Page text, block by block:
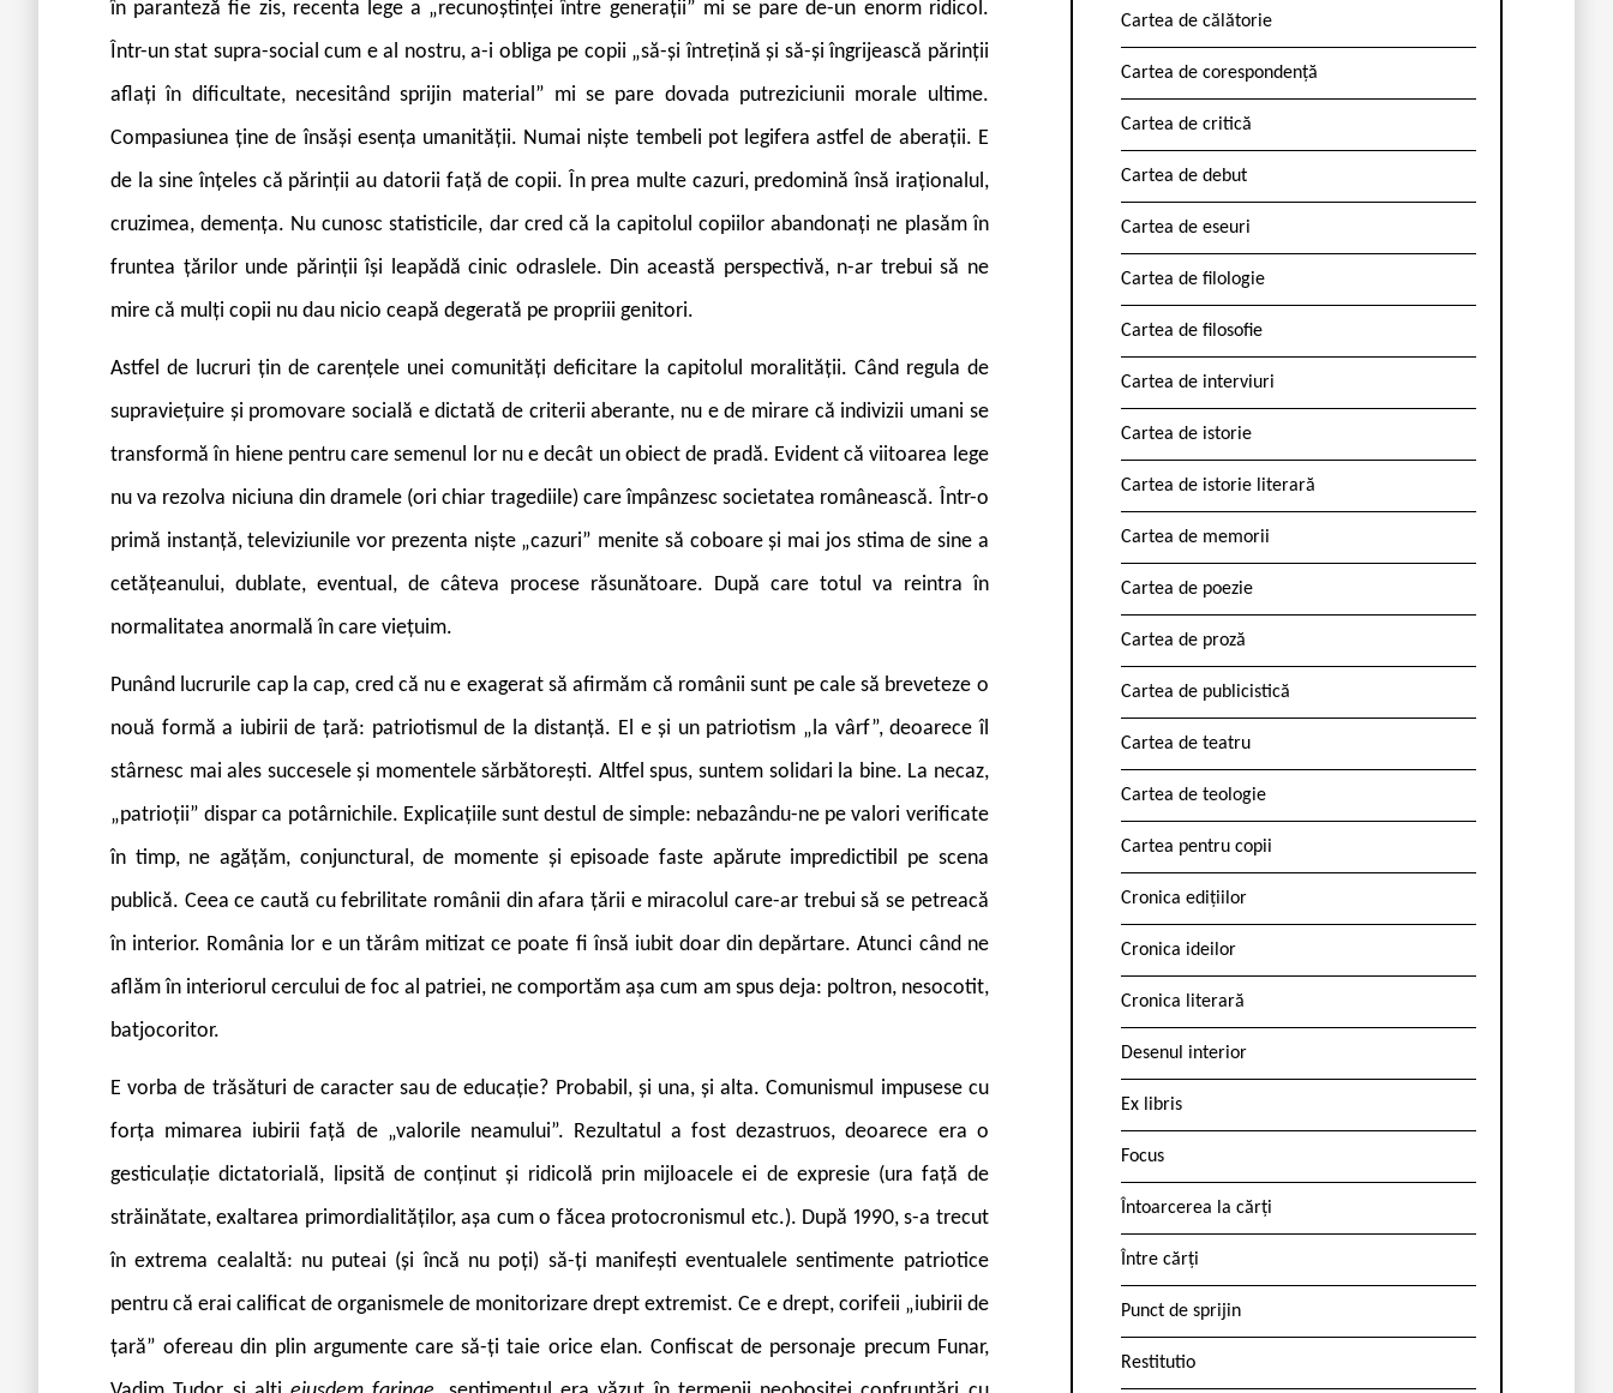
în paranteză fie zis, recenta lege a „recunoștinței între generații” mi se pare de-un enorm ridicol.
Într-un stat supra-social cum e al nostru, a-i obliga pe copii „să-și întrețină și să-și îngrijească părinții
aflați în dificultate, necesitând sprijin material” mi se pare dovada putreziciunii morale ultime.
Compasiunea ține de însăși esența umanității. Numai niște tembeli pot legifera astfel de aberații. E
de la sine înțeles că părinții au datorii față de copii. În prea multe cazuri, predomină însă iraționalul,
cruzimea, demența. Nu cunosc statisticile, dar cred că la capitolul copiilor abandonați ne plasăm în
fruntea țărilor unde părinții își leapădă cinic odraslele. Din această perspectivă, n-ar trebui să ne
mire că mulți copii nu dau nicio ceapă degerată pe propriii genitori.
Astfel de lucruri țin de carențele unei comunități deficitare la capitolul moralității. Când regula de
supraviețuire și promovare socială e dictată de criterii aberante, nu e de mirare că indivizii umani se
transformă în hiene pentru care semenul lor nu e decât un obiect de pradă. Evident că viitoarea lege
nu va rezolva niciuna din dramele (ori chiar tragediile) care împânzesc societatea românească. Într-o
primă instanță, televiziunile vor prezenta niște „cazuri” menite să coboare și mai jos stima de sine a
cetățeanului, dublate, eventual, de câteva procese răsunătoare. După care totul va reintra în
normalitatea anormală în care viețuim.
Punând lucrurile cap la cap, cred că nu e exagerat să afirmăm că românii sunt pe cale să breveteze o
nouă formă a iubirii de țară: patriotismul de la distanță. El e și un patriotism „la vârf”, deoarece îl
stârnesc mai ales succesele și momentele sărbătorești. Altfel spus, suntem solidari la bine. La necaz,
„patrioții” dispar ca potârnichile. Explicațiile sunt destul de simple: nebazându-ne pe valori verificate
în timp, ne agățăm, conjunctural, de momente și episoade faste apărute impredictibil pe scena
publică. Ceea ce caută cu febrilitate românii din afara țării e miracolul care-ar trebui să se petreacă
în interior. România lor e un tărâm mitizat ce poate fi însă iubit doar din depărtare. Atunci când ne
aflăm în interiorul cercului de foc al patriei, ne comportăm așa cum am spus deja: poltron, nesocotit,
batjocoritor.
E vorba de trăsături de caracter sau de educație? Probabil, și una, și alta. Comunismul impusese cu
forța mimarea iubirii față de „valorile neamului”. Rezultatul a fost dezastruos, deoarece era o
gesticulație dictatorială, lipsită de conținut și ridicolă prin mijloacele ei de expresie (ura față de
străinătate, exaltarea primordialităților, așa cum o făcea protocronismul etc.). După 1990, s-a trecut
în extrema cealaltă: nu puteai (și încă nu poți) să-ți manifești eventualele sentimente patriotice
pentru că erai calificat de organismele de monitorizare drept extremist. Ce e drept, corifeii „iubirii de
țară” ofereau din plin argumente care să-ți taie orice elan. Confiscat de personaje precum Funar,
Cartea de călătorie
Cartea de corespondență
Cartea de critică
Cartea de debut
Cartea de eseuri
Cartea de filologie
Cartea de filosofie
Cartea de interviuri
Cartea de istorie
Cartea de istorie literară
Cartea de memorii
Cartea de poezie
Cartea de proză
Cartea de publicistică
Cartea de teatru
Cartea de teologie
Cartea pentru copii
Cronica edițiilor
Cronica ideilor
Cronica literară
Desenul interior
Ex libris
Focus
Întoarcerea la cărți
Între cărți
Punct de sprijin
Restitutio